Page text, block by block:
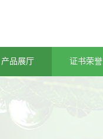
产品展厅 证书荣誉